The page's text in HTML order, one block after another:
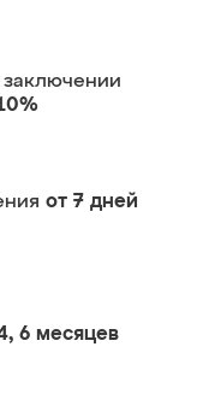
от 7 дней
6 месяцев